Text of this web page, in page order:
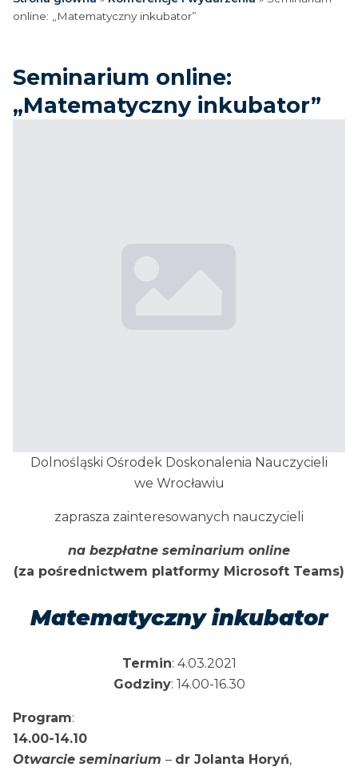
online: „Matematyczny inkubator”
Seminarium online:
„Matematyczny inkubator”
Dolnośląski Ośrodek Doskonalenia Nauczycieli
we Wrocławiu
zaprasza zainteresowanych nauczycieli
na bezpłatne seminarium online
(za pośrednictwem platformy Microsoft Teams)
Matematyczny inkubator
Termin: 4.03.2021
Godziny: 14.00-16.30
Program:
14.00-14.10
Otwarcie seminarium – dr Jolanta Horyń,